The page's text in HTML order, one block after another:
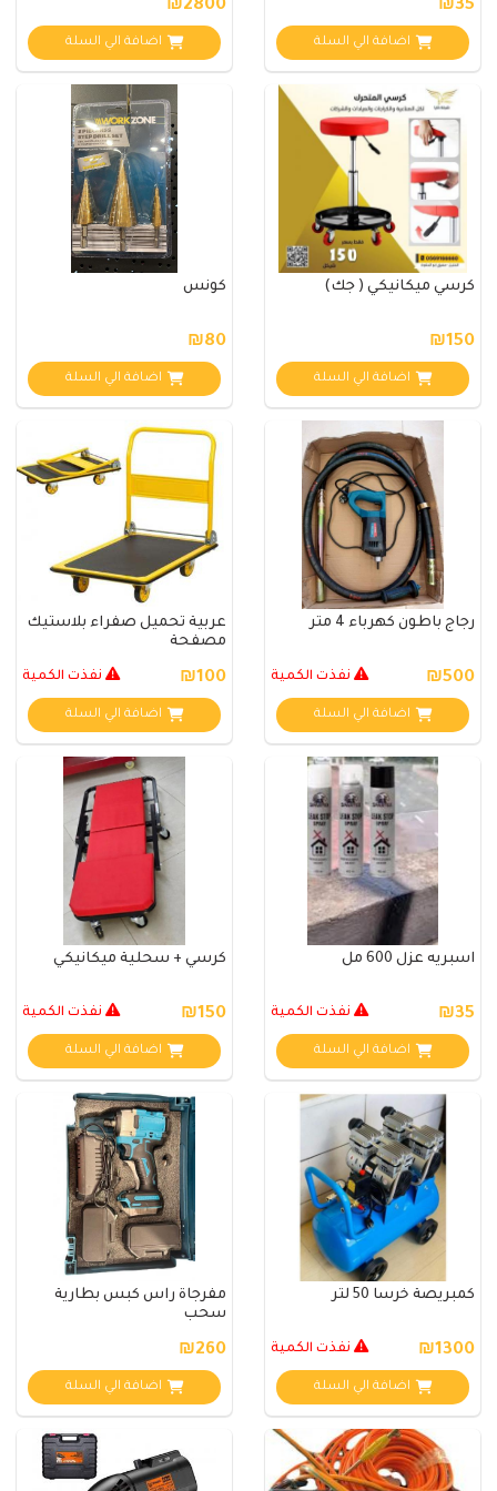
₪35
اضافة الي السلة
₪2800
اضافة الي السلة
كرسي ميكانيكي ( جك)
₪150
اضافة الي السلة
كونس
₪80
اضافة الي السلة
رجاج باطون كهرباء 4 متر
₪500 نفذت الكمية
اضافة الي السلة
عربية تحميل صفراء بلاستيك
مصفحة
₪100 نفذت الكمية
اضافة الي السلة
اسبريه عزل 600 مل
₪35 نفذت الكمية
اضافة الي السلة
كرسي + سحلية ميكانيكي
₪150 نفذت الكمية
اضافة الي السلة
كمبريصة خرسا 50 لتر
₪1300 نفذت الكمية
اضافة الي السلة
مفرجاة راس كبس بطارية
سحب
₪260
اضافة الي السلة